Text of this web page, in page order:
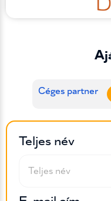
Céges partner
Teljes név